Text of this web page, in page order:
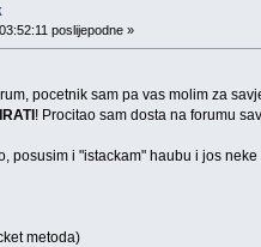
poslijepodne »
pocetnik sam pa vas molim za
! Procitao sam dosta na forumu
posusim i "istackam" haubu i jos
metoda)